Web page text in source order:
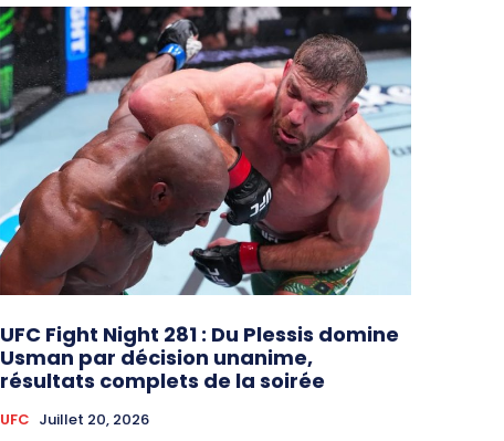
UFC Fight Night 281 : Du Plessis domine
Usman par décision unanime,
résultats complets de la soirée
UFC Juillet 20, 2026